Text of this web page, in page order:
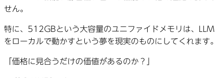
せん。
特に、512GBという大容量のユニファイドメモリは、LLM
をローカルで動かすという夢を現実のものにしてくれます。
「価格に見合うだけの価値があるのか？」